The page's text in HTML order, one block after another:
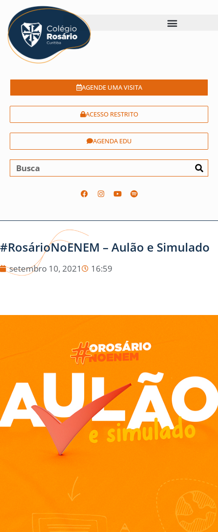
AGENDE UMA VISITA
ACESSO RESTRITO
AGENDA EDU
#RosárioNoENEM – Aulão e Simulado
setembro 10, 2021 16:59